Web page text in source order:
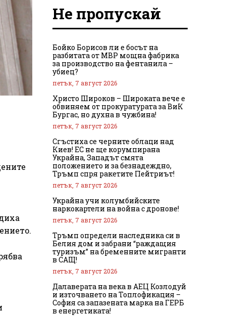
Не пропускай
Бойко Борисов ли е босът на
разбитата от МВР мощна фабрика
за производство на фентанила –
убиец?
петък, 7 август 2026
Христо Широков – Широката вече е
обвиняем от прокуратурата за ВиК
Бургас, но духна в чужбина!
петък, 7 август 2026
Сгъстиха се черните облаци над
Киев! ЕС не ще корумпирана
Украйна, Западът смята
положението и за безнадеждно,
Тръмп спря ракетите Пейтриът!
петък, 7 август 2026
Украйна учи колумбийските
наркокартели на война с дронове!
петък, 7 август 2026
Тръмп определи наследника си в
Белия дом и забрани “раждащия
туризъм” на бременните мигранти
в САЩ!
петък, 7 август 2026
Далаверата на века в АЕЦ Козлодуй
и източването на Топлофикация –
София са запазената марка на ГЕРБ
в енергетиката!